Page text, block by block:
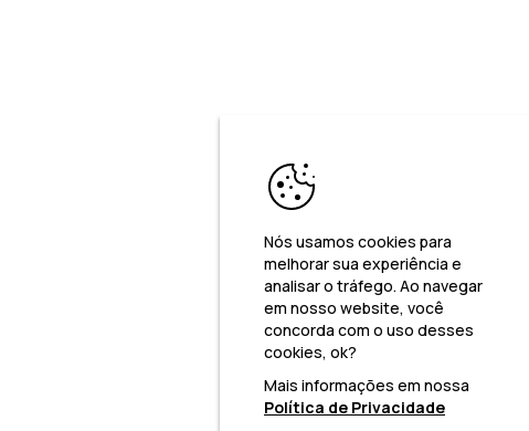
Nós usamos cookies para
melhorar sua experiência e
analisar o tráfego. Ao navegar
em nosso website, você
concorda com o uso desses
cookies, ok?
Mais informações em nossa
Política de Privacidade